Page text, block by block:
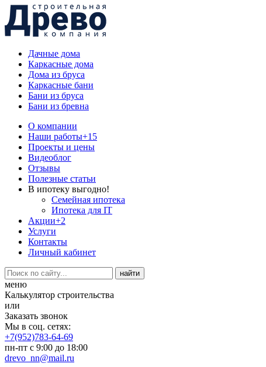
Дачные дома
Каркасные дома
Дома из бруса
Каркасные бани
Бани из бруса
Бани из бревна
О компании
Наши работы+15
Проекты и цены
Видеоблог
Отзывы
Полезные статьи
В ипотеку выгодно!
Семейная ипотека
Ипотека для IT
Акции+2
Услуги
Контакты
Личный кабинет
меню
Калькулятор строительства
или
Заказать звонок
Мы в соц. сетях:
+7(952)783-64-69
пн-пт с 9:00 до 18:00
drevo_nn@mail.ru